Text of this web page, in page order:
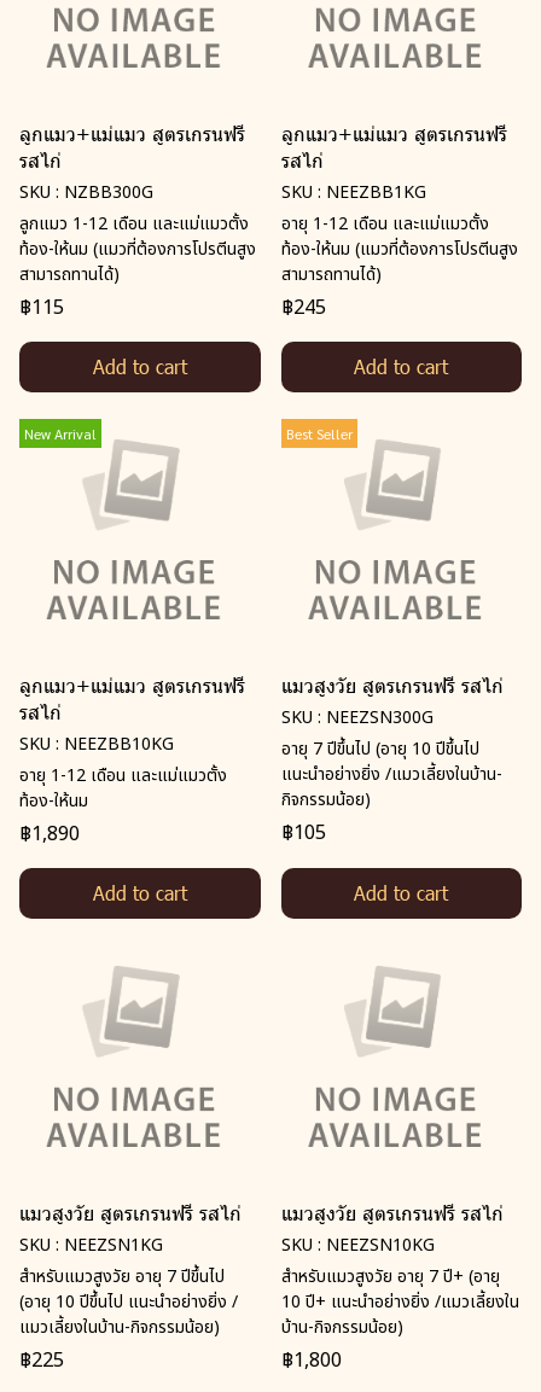
ลูกแมว+แม่แมว สูตรเกรนฟรี
รสไก่
SKU : NZBB300G
ลูกแมว 1-12 เดือน และแม่แมวตั้ง
ท้อง-ให้นม (แมวที่ต้องการโปรตีนสูง
สามารถทานได้)
฿115
Add to cart
ลูกแมว+แม่แมว สูตรเกรนฟรี
รสไก่
SKU : NEEZBB1KG
อายุ 1-12 เดือน และแม่แมวตั้ง
ท้อง-ให้นม (แมวที่ต้องการโปรตีนสูง
สามารถทานได้)
฿245
Add to cart
New Arrival
ลูกแมว+แม่แมว สูตรเกรนฟรี
รสไก่
SKU : NEEZBB10KG
อายุ 1-12 เดือน และแม่แมวตั้ง
ท้อง-ให้นม
฿1,890
Add to cart
Best Seller
แมวสูงวัย สูตรเกรนฟรี รสไก่
SKU : NEEZSN300G
อายุ 7 ปีขึ้นไป (อายุ 10 ปีขึ้นไป
แนะนำอย่างยิ่ง /แมวเลี้ยงในบ้าน-
กิจกรรมน้อย)
฿105
Add to cart
แมวสูงวัย สูตรเกรนฟรี รสไก่
SKU : NEEZSN1KG
สำหรับแมวสูงวัย อายุ 7 ปีขึ้นไป
(อายุ 10 ปีขึ้นไป แนะนำอย่างยิ่ง /
แมวเลี้ยงในบ้าน-กิจกรรมน้อย)
฿225
แมวสูงวัย สูตรเกรนฟรี รสไก่
SKU : NEEZSN10KG
สำหรับแมวสูงวัย อายุ 7 ปี+ (อายุ
10 ปี+ แนะนำอย่างยิ่ง /แมวเลี้ยงใน
บ้าน-กิจกรรมน้อย)
฿1,800